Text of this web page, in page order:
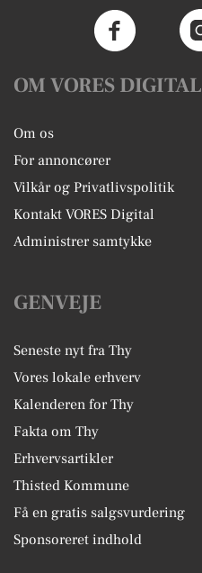
OM VORES DIGITAL
Om os
For annoncører
Vilkår og Privatlivspolitik
Kontakt VORES Digital
Administrer samtykke
GENVEJE
Seneste nyt fra Thy
Vores lokale erhverv
Kalenderen for Thy
Fakta om Thy
Erhvervsartikler
Thisted Kommune
Få en gratis salgsvurdering
Sponsoreret indhold